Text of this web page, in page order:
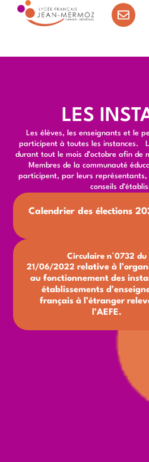
LES
Les élèves, les enseignants et le
participent à toutes les instances.
durant tout le mois d’octobre afin de
Membres de la communauté
participent, par leurs
conseils
Calendrier des élections
Circulaire n°0732 du
21/06/2022relative à
au fonctionnement des
établissements
français à l’étranger
l’AEFE.